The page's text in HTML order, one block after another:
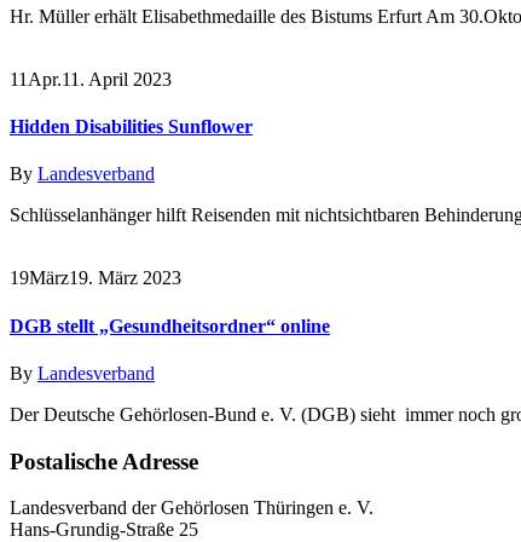
Hr. Müller erhält Elisabethmedaille des Bistums Erfurt Am
11 Apr.11. April 2023
Hidden Disabilities Sunflower
By Landesverband
Schlüsselanhänger hilft Reisenden mit nichtsichtbaren
19März19. März 2023
DGB stellt „Gesundheitsordner“ online
By Landesverband
Der Deutsche Gehörlosen-Bund e. V. (DGB) sieht immer noch
Postalische Adresse
Landesverband der Gehörlosen Thüringen e. V.
Hans-Grundig-Straße 25